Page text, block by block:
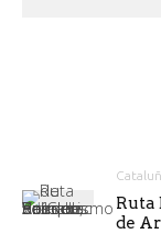
Ruta
de